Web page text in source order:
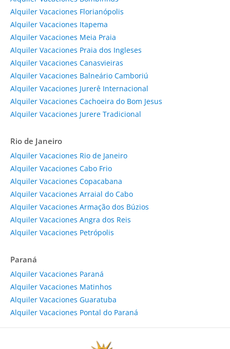
Alquiler Vacaciones Florianópolis
Alquiler Vacaciones Itapema
Alquiler Vacaciones Meia Praia
Alquiler Vacaciones Praia dos Ingleses
Alquiler Vacaciones Canasvieiras
Alquiler Vacaciones Balneário Camboriú
Alquiler Vacaciones Jurerê Internacional
Alquiler Vacaciones Cachoeira do Bom Jesus
Alquiler Vacaciones Jurere Tradicional
Rio de Janeiro
Alquiler Vacaciones Rio de Janeiro
Alquiler Vacaciones Cabo Frio
Alquiler Vacaciones Copacabana
Alquiler Vacaciones Arraial do Cabo
Alquiler Vacaciones Armação dos Búzios
Alquiler Vacaciones Angra dos Reis
Alquiler Vacaciones Petrópolis
Paraná
Alquiler Vacaciones Paraná
Alquiler Vacaciones Matinhos
Alquiler Vacaciones Guaratuba
Alquiler Vacaciones Pontal do Paraná